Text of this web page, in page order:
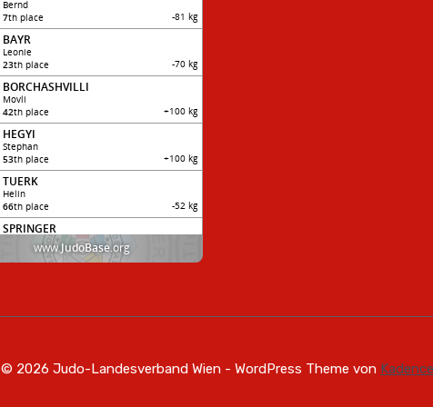
© 2026 Judo-Landesverband Wien - WordPress Theme von